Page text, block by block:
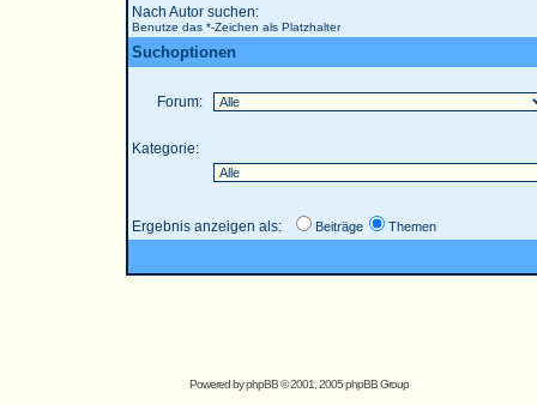
Nach Autor suchen:
Benutze das *-Zeichen als Platzhalter
Suchoptionen
Forum:
Kategorie:
Ergebnis anzeigen als: Beiträge Themen
Powered byphpBB© 2001, 2005 phpBB Group